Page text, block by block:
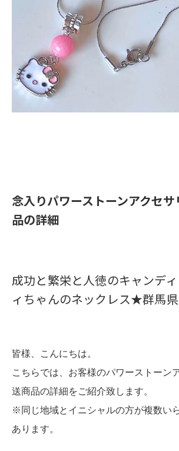
念入りパワーストーンアクセ
品の詳細
成功と繁栄と人徳のキャンデ
ィちゃんのネックレス★群馬
皆様、こんにちは。
こちらでは、お客様のパワーストーン
送商品の詳細をご紹介致します。
※同じ地域とイニシャルの方が複数い
あります。